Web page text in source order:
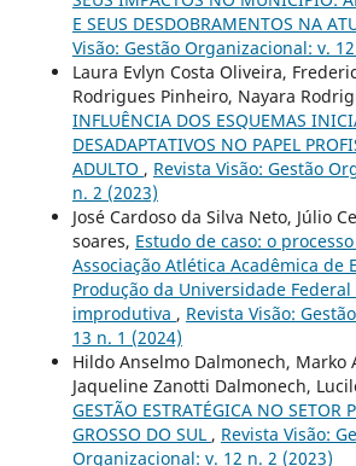
E SEUS DESDOBRAMENTOS NA
Visão: Gestão Organizacional: v.
Laura Evlyn Costa Oliveira,
Rodrigues Pinheiro, Nayara
INFLUÊNCIA DOS ESQUEMAS
DESADAPTATIVOS NO PAPEL
ADULTO , Revista Visão: Gestão
n. 2 (2023)
José Cardoso da Silva Neto, Júlio
soares, Estudo de caso: o
Associação Atlética Acadêmica de
Produção da Universidade Federal
improdutiva , Revista Visão:
13 n. 1 (2024)
Hildo Anselmo Dalmonech, Marko
Jaqueline Zanotti Dalmonech,
GESTÃO ESTRATÉGICA NO SETOR
GROSSO DO SUL , Revista Visão:
Organizacional: v. 12 n. 2 (2023)